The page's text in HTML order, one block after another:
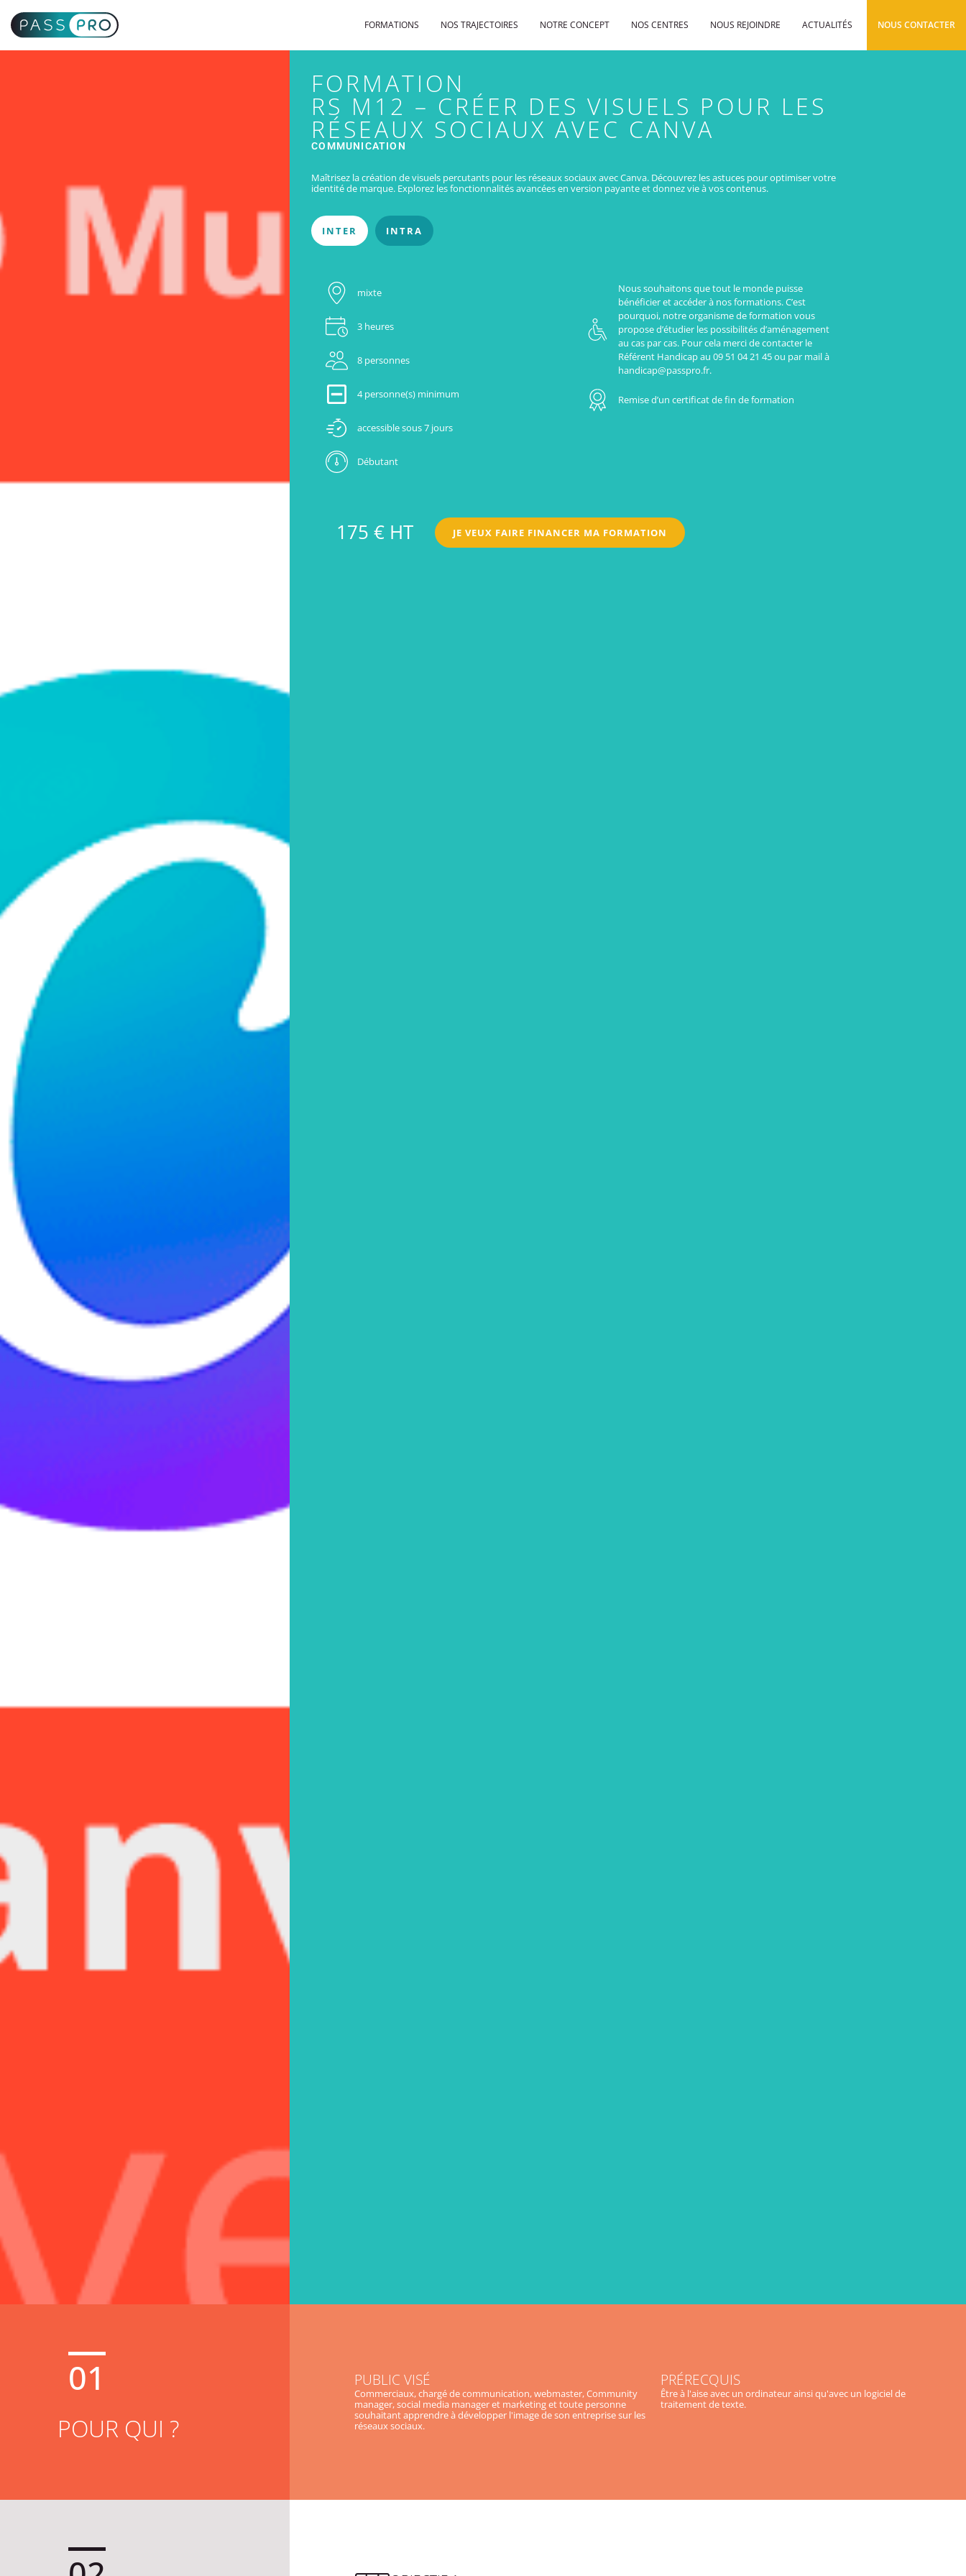
FORMATIONS NOS TRAJECTOIRES NOTRE CONCEPT NOS CENTRES NOUS REJOINDRE ACTUALITÉS NOUS CONTACTER
FORMATION
RS M12 – CRÉER DES VISUELS POUR LES
RÉSEAUX SOCIAUX AVEC CANVA
COMMUNICATION
Maîtrisez la création de visuels percutants pour les réseaux sociaux avec Canva. Découvrez les astuces pour optimiser votre
identité de marque. Explorez les fonctionnalités avancées en version payante et donnez vie à vos contenus.
INTER INTRA
mixte
3 heures
8 personnes
4 personne(s) minimum
accessible sous 7 jours
Débutant
Nous souhaitons que tout le monde puisse
bénéficier et accéder à nos formations. C’est
pourquoi, notre organisme de formation vous
propose d’étudier les possibilités d’aménagement
au cas par cas. Pour cela merci de contacter le
Référent Handicap au 09 51 04 21 45 ou par mail à
handicap@passpro.fr.
Remise d’un certificat de fin de formation
175 € HT JE VEUX FAIRE FINANCER MA FORMATION
01
POUR QUI ?
PUBLIC VISÉ
Commerciaux, chargé de communication, webmaster, Community
manager, social media manager et marketing et toute personne
souhaitant apprendre à développer l'image de son entreprise sur les
réseaux sociaux.
PRÉRECQUIS
Être à l'aise avec un ordinateur ainsi qu'avec un logiciel de
traitement de texte.